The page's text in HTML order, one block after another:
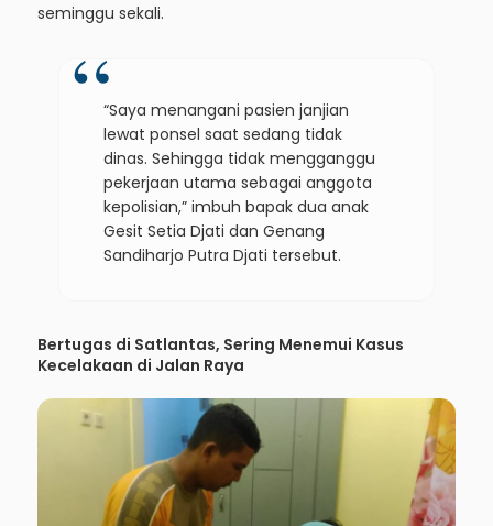
seminggu sekali.
“Saya menangani pasien janjian
lewat ponsel saat sedang tidak
dinas. Sehingga tidak mengganggu
pekerjaan utama sebagai anggota
kepolisian,” imbuh bapak dua anak
Gesit Setia Djati dan Genang
Sandiharjo Putra Djati tersebut.
Bertugas di Satlantas, Sering Menemui Kasus
Kecelakaan di Jalan Raya